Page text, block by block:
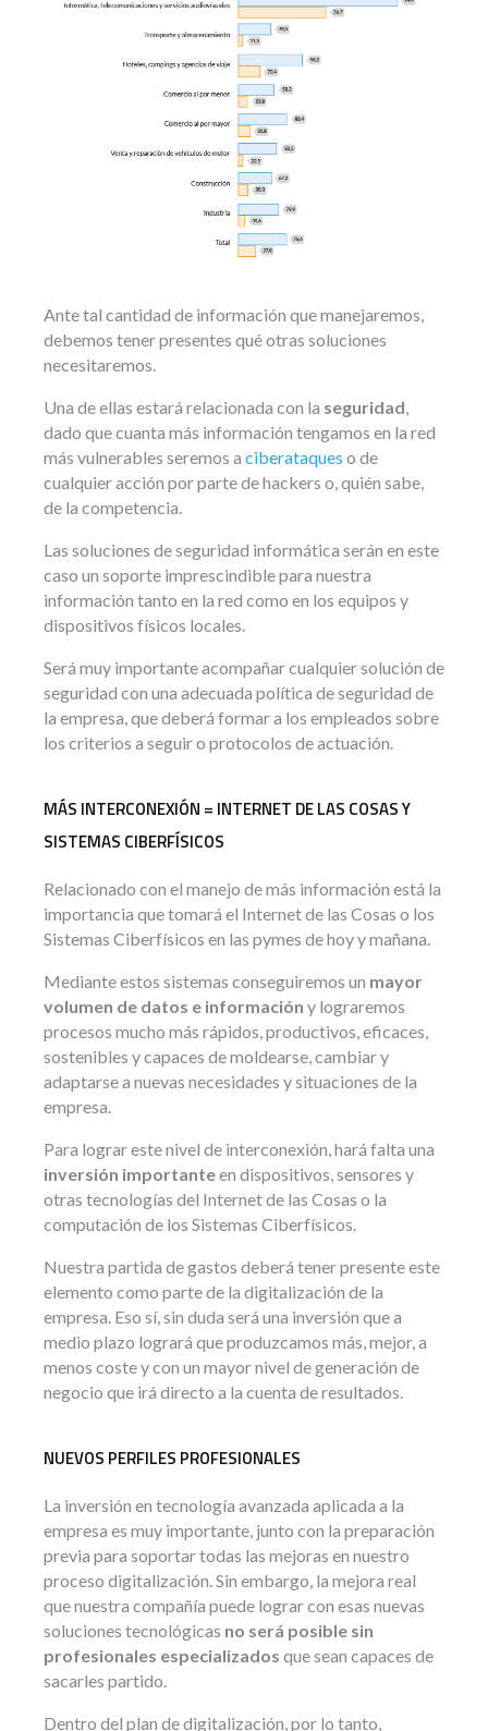
Ante tal cantidad de información que manejaremos,
debemos tener presentes qué otras soluciones
necesitaremos.
Una de ellas estará relacionada con la seguridad,
dado que cuanta más información tengamos en la red
más vulnerables seremos a ciberataques o de
cualquier acción por parte de hackers o, quién sabe,
de la competencia.
Las soluciones de seguridad informática serán en este
caso un soporte imprescindible para nuestra
información tanto en la red como en los equipos y
dispositivos físicos locales.
Será muy importante acompañar cualquier solución de
seguridad con una adecuada política de seguridad de
la empresa, que deberá formar a los empleados sobre
los criterios a seguir o protocolos de actuación.
MÁS INTERCONEXIÓN = INTERNET DE LAS COSAS Y
SISTEMAS CIBERFÍSICOS
Relacionado con el manejo de más información está la
importancia que tomará el Internet de las Cosas o los
Sistemas Ciberfísicos en las pymes de hoy y mañana.
Mediante estos sistemas conseguiremos un mayor
volumen de datos e información y lograremos
procesos mucho más rápidos, productivos, eficaces,
sostenibles y capaces de moldearse, cambiar y
adaptarse a nuevas necesidades y situaciones de la
empresa.
Para lograr este nivel de interconexión, hará falta una
inversión importanteen dispositivos, sensores y
otras tecnologías del Internet de las Cosas o la
computación de los Sistemas Ciberfísicos.
Nuestra partida de gastos deberá tener presente este
elemento como parte de la digitalización de la
empresa. Eso sí, sin duda será una inversión que a
medio plazo logrará que produzcamos más, mejor, a
menos coste y con un mayor nivel de generación de
negocio que irá directo a la cuenta de resultados.
NUEVOS PERFILES PROFESIONALES
La inversión en tecnología avanzada aplicada a la
empresa es muy importante, junto con la preparación
previa para soportar todas las mejoras en nuestro
proceso digitalización. Sin embargo, la mejora real
que nuestra compañía puede lograr con esas nuevas
soluciones tecnológicas no será posible sin
profesionales especializados que sean capaces de
sacarles partido.
Dentro del plan de digitalización, por lo tanto,